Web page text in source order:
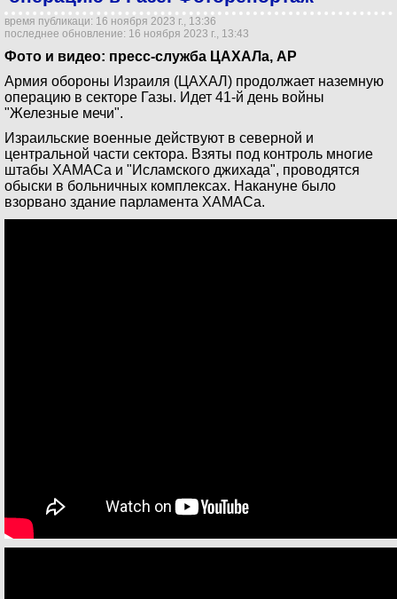
время публикаци: 16 ноября 2023 г., 13:36
последнее обновление: 16 ноября 2023 г., 13:43
Фото и видео: пресс-служба ЦАХАЛа, AP
Армия обороны Израиля (ЦАХАЛ) продолжает наземную
операцию в секторе Газы. Идет 41-й день войны
"Железные мечи".
Израильские военные действуют в северной и
центральной части сектора. Взяты под контроль многие
штабы ХАМАСа и "Исламского джихада", проводятся
обыски в больничных комплексах. Накануне было
взорвано здание парламента ХАМАСа.